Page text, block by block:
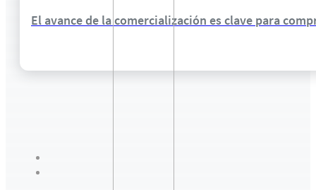
El avance de la comercialización es clave para